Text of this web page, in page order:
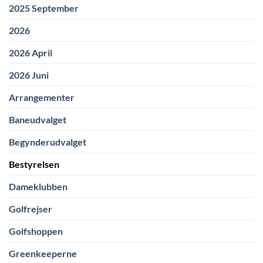
2025 September
2026
2026 April
2026 Juni
Arrangementer
Baneudvalget
Begynderudvalget
Bestyrelsen
Dameklubben
Golfrejser
Golfshoppen
Greenkeeperne